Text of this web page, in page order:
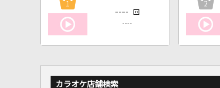
1
---- 回
----
2
カラオケ店舗検索